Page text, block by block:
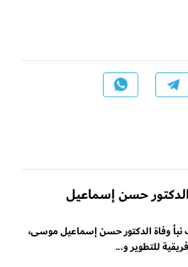
الدكتور حسن إسماعيل
نبأ وفاة الدكتور حسن إسماعيل موسى،
للتطوير و...